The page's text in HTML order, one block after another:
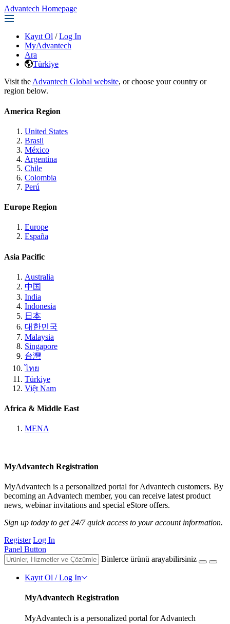
Advantech Homepage
Kayıt Ol / Log In
MyAdvantech
Ara
Türkiye
Visit the Advantech Global website, or choose your country or
region below.
America Region
United States
Brasil
México
Argentina
Chile
Colombia
Perú
Europe Region
Europe
España
Asia Pacific
Australia
中国
India
Indonesia
日本
대한민국
Malaysia
Singapore
台灣
ไทย
Türkiye
Việt Nam
Africa & Middle East
MENA
MyAdvantech Registration
MyAdvantech is a personalized portal for Advantech customers. By
becoming an Advantech member, you can receive latest product
news, webinar invitations and special eStore offers.
Sign up today to get 24/7 quick access to your account information.
Register Log In
Panel Button
Binlerce ürünü arayabilirsiniz
Kayıt Ol / Log In
MyAdvantech Registration
MyAdvantech is a personalized portal for Advantech